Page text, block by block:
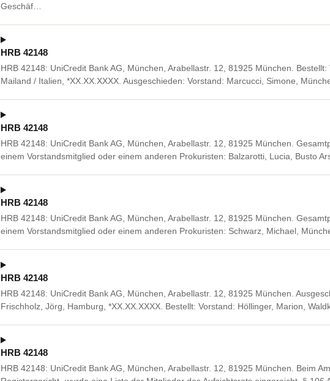
Geschäf…
HRB 42148
HRB 42148: UniCredit Bank AG, München, Arabellastr. 12, 81925 München. Bestellt:
Mailand / Italien, *XX.XX.XXXX. Ausgeschieden: Vorstand: Marcucci, Simone,
HRB 42148
HRB 42148: UniCredit Bank AG, München, Arabellastr. 12, 81925 München.
einem Vorstandsmitglied oder einem anderen Prokuristen: Balzarotti, Lucia, Busto
HRB 42148
HRB 42148: UniCredit Bank AG, München, Arabellastr. 12, 81925 München.
einem Vorstandsmitglied oder einem anderen Prokuristen: Schwarz, Michael,
HRB 42148
HRB 42148: UniCredit Bank AG, München, Arabellastr. 12, 81925 München.
Frischholz, Jörg, Hamburg, *XX.XX.XXXX. Bestellt: Vorstand: Höllinger, Marion,
HRB 42148
HRB 42148: UniCredit Bank AG, München, Arabellastr. 12, 81925 München. Beim